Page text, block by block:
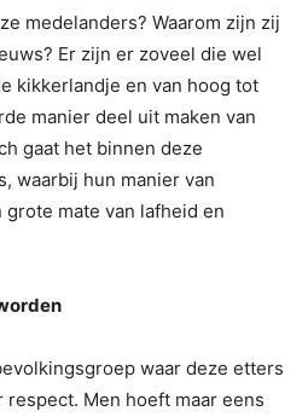
medelanders? Waarom zijn zij
Er zijn er zoveel die wel
kikkerlandje en van hoog tot
manier deel uit maken van
gaat het binnen deze
waarbij hun manier van
mate van lafheid en
waar deze etters
Men hoeft maar eens